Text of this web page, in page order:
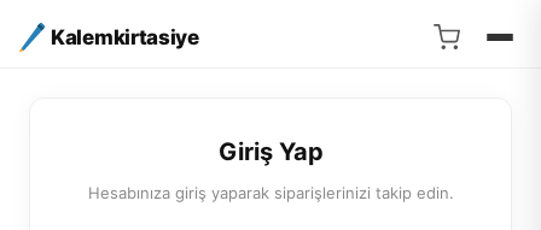
Kalemkirtasiye
Giriş Yap
Hesabınıza giriş yaparak siparişlerinizi takip edin.